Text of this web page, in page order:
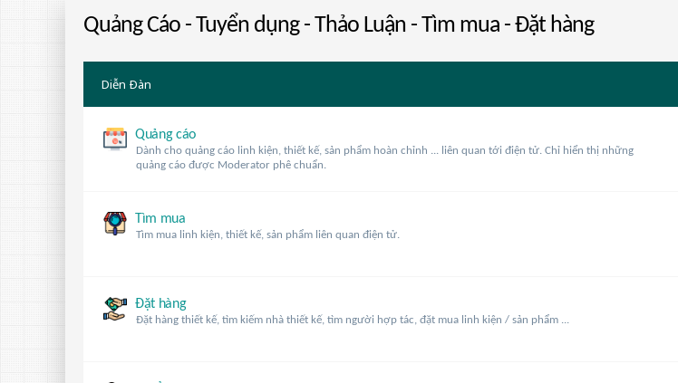
Quảng Cáo - Tuyển dụng - Thảo Luận - Tìm mua - Đặt hàng
Diễn Ðàn
Quảng cáo
Dành cho quảng cáo linh kiện, thiết kế, sản phẩm hoàn chỉnh ... liên quan tới điện tử. Chỉ hiển thị những
quảng cáo được Moderator phê chuẩn.
Tìm mua
Tìm mua linh kiện, thiết kế, sản phẩm liên quan điện tử.
Đặt hàng
Đặt hàng thiết kế, tìm kiếm nhà thiết kế, tìm người hợp tác, đặt mua linh kiện / sản phẩm ...